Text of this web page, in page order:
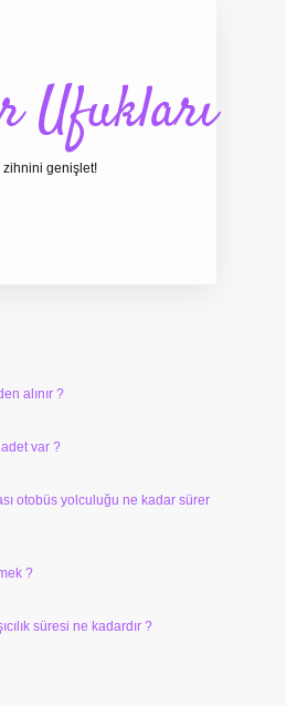
Ufukları
genişlet!
alınır ?
adet var ?
otobüs yolculuğu ne kadar sürer
?
süresi ne kadardır ?